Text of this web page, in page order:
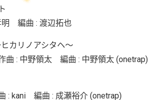
明 編曲 : 渡辺拓也
カリノアシタヘ～
曲 : 中野領太 編曲 : 中野領太 (onetrap)
: kani 編曲 : 成瀬裕介 (onetrap)